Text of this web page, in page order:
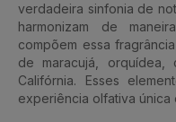
verdadeira sinfonia de
harmonizam de
compõem essa
de maracujá, orquídea,
Califórnia. Esses
experiência olfativa única